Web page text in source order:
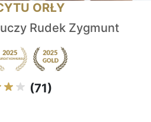
ORŁY
Rudek Zygmunt
(71)